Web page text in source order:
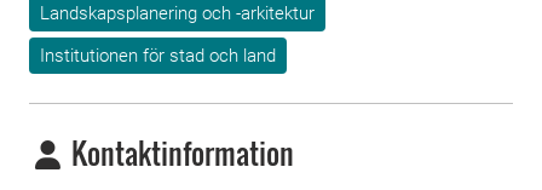
Landskapsplanering och -arkitektur
Institutionen för stad och land
Kontaktinformation